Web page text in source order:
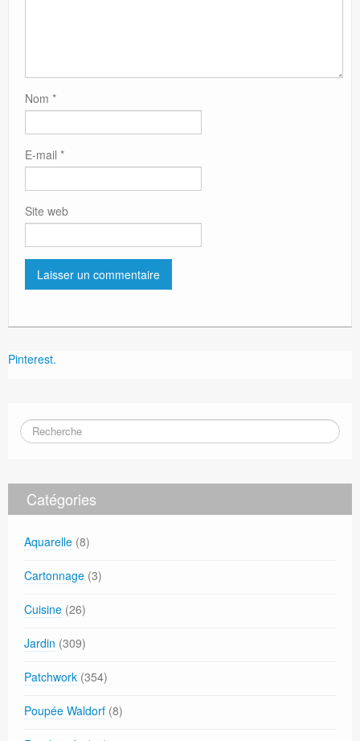
Nom *
E-mail *
Site web
Pinterest.
Catégories
Aquarelle (8)
Cartonnage (3)
Cuisine (26)
Jardin (309)
Patchwork (354)
Poupée Waldorf (8)